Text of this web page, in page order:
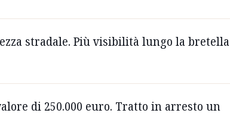
stradale. Più visibilità lungo la bretella
di 250.000 euro. Tratto in arresto un